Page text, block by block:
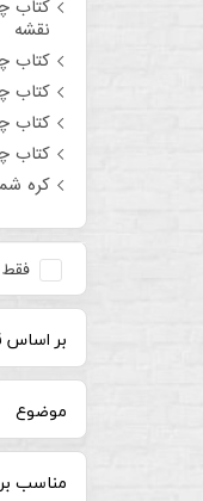
کتاب
نقشه
کتاب
کتاب
کتاب
کتاب
کره
فقط
بر
موضوع
مناسب